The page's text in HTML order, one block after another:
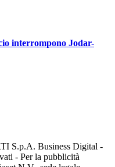
interrompono Jodar-
S.p.A. Business Digital -
- Per la pubblicità